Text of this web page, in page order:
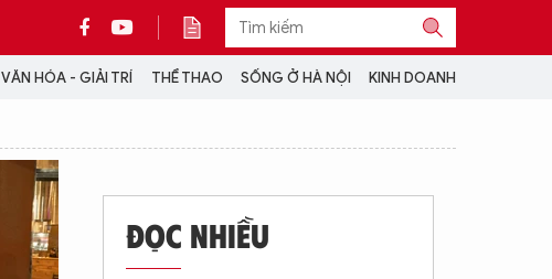
VĂN HÓA - GIẢI TRÍ THỂ THAO SỐNG Ở HÀ NỘI KINH DOANH
CỘNG TÁC VỚI ANTĐ
TRA CỨU XE
HOTLINE: 032 9907 579
ĐỌC NHIỀU